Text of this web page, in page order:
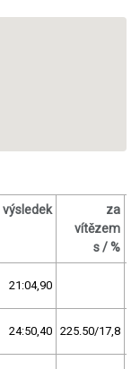
výsledek
za
vítězem
s / %
21:04,90
24:50,40 225.50/17,8